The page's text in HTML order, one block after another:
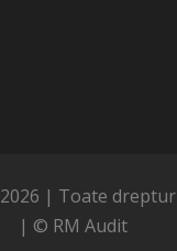
2026 | Toate
| © RM Audit